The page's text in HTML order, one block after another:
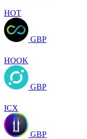
HOT
GBP
HOOK
GBP
ICX
GBP